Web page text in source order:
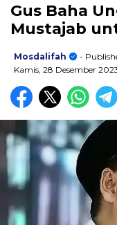
Gus Baha
Mustajab
Mosdalifah
-
Kamis, 28 Desember